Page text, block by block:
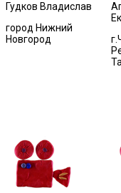
Гудков Владислав
город Нижний
Новгород